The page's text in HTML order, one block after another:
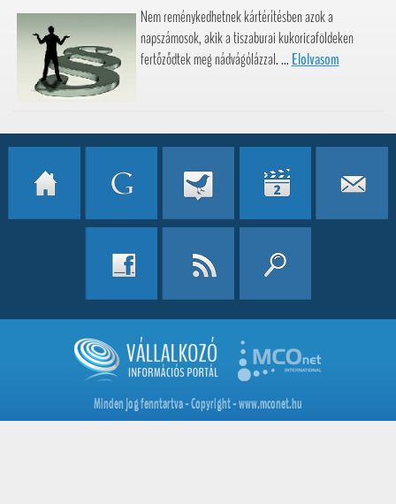
Nem reménykedhetnek kártérítésben azok a
napszámosok, akik a tiszaburai kukoricaföldeken
fertőződtek meg nádvágólázzal. ... Elolvasom
Minden jog fenntartva - Copyright - www.mconet.hu